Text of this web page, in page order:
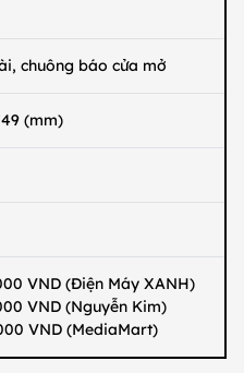
chuông báo cửa mở
(mm)
VND (Điện Máy XANH)
VND (Nguyễn Kim)
VND (MediaMart)